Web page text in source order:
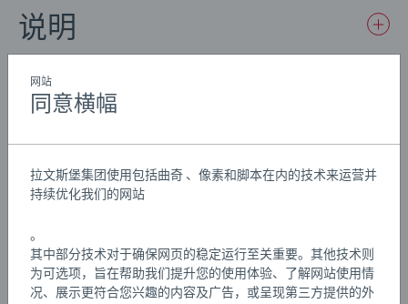
说明
这些部件使您可以延长车轨，并让其改变车道。
如此，我们严格按照自身安全标准对产品进行全面测试，
这些标准在许多情况下甚至比法律要求更为严格。BRIO铁
路套装是生日礼物或圣诞礼物的绝佳选择。
Details
EAN:
Warning and manufacturer information
网站
同意横幅
拉文斯堡集团使用包括曲奇 、像素和脚本在内的技术来运营并
持续优化我们的网站
。
其中部分技术对于确保网页的稳定运行至关重要。其他技术则
为可选项，旨在帮助我们提升您的使用体验、了解网站使用情
况、展示更符合您兴趣的内容及广告，或呈现第三方提供的外